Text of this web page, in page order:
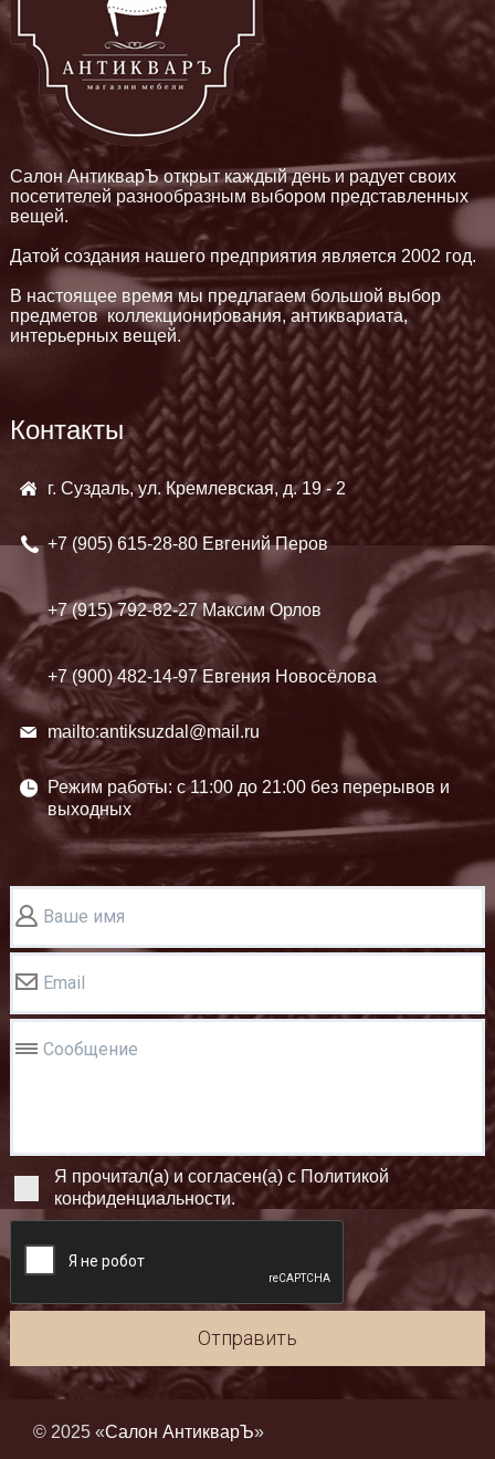
Салон АнтикварЪ открыт каждый день и радует своих
посетителей разнообразным выбором представленных
вещей.
Датой создания нашего предприятия является 2002 год.
В настоящее время мы предлагаем большой выбор
предметов коллекционирования, антиквариата,
интерьерных вещей.
Контакты
г. Суздаль, ул. Кремлевская, д. 19 - 2
+7 (905)615-28-80 Евгений Перов
+7 (915)792-82-27 Максим Орлов
+7 (900)482-14-97 Евгения Новосёлова
mailto:antiksuzdal@mail.ru
Режим работы: c 11:00 до 21:00 без перерывов и
выходных
Ваше имя
Email
Сообщение
Я прочитал(а) и согласен(а) с Политикой
конфиденциальности.
Отправить
© 2025 «Салон АнтикварЪ»